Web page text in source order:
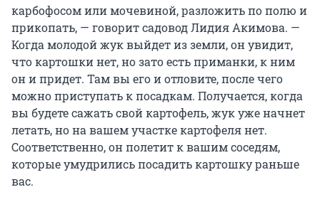
карбофосом или мочевиной, разложить по полю и
прикопать, — говорит садовод Лидия Акимова. —
Когда молодой жук выйдет из земли, он увидит,
что картошки нет, но зато есть приманки, к ним
он и придет. Там вы его и отловите, после чего
можно приступать к посадкам. Получается, когда
вы будете сажать свой картофель, жук уже начнет
летать, но на вашем участке картофеля нет.
Соответственно, он полетит к вашим соседям,
которые умудрились посадить картошку раньше
вас.